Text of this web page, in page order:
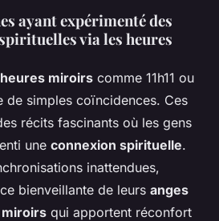
ayant expérimenté des
via les heures
heures miroirs comme 11h11 ou
de simples coïncidences. Ces
récits fascinants où les gens
une connexion spirituelle.
inattendues,
bienveillante de leurs anges
qui apportent réconfort